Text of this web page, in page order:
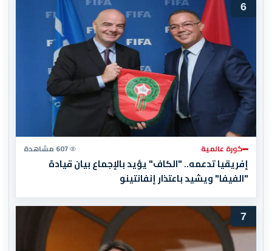
6
كورة عالمية 607 مشاهدة
إفريقيا تدعمه.. "الكاف" يؤيد بالإجماع بيان قيادة
"الفيفا" ويشيد باعتذار إنفانتينو
7